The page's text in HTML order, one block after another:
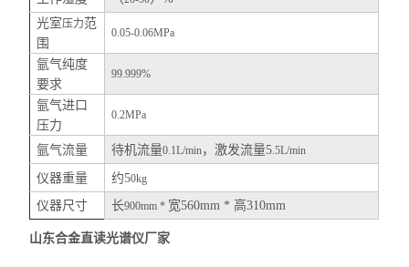
光室压力范
围
0.05-0.06MPa
氩气纯度
要求
99.999%
氩气进口
压力
0.2MPa
氩气流量 待机流量0.1L/min，激发流量5.5L/min
仪器重量 约50kg
仪器尺寸 长900mm * 宽560mm * 高310mm
山东合金直读光谱仪厂家